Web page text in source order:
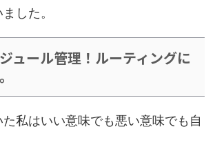
した。
ュール管理！ルーティングに
た私はいい意味でも悪い意味でも自